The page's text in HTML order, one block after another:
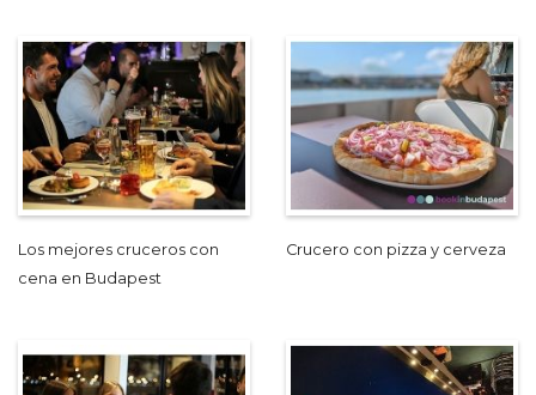
Los mejores cruceros con
cena en Budapest
Crucero con pizza y cerveza